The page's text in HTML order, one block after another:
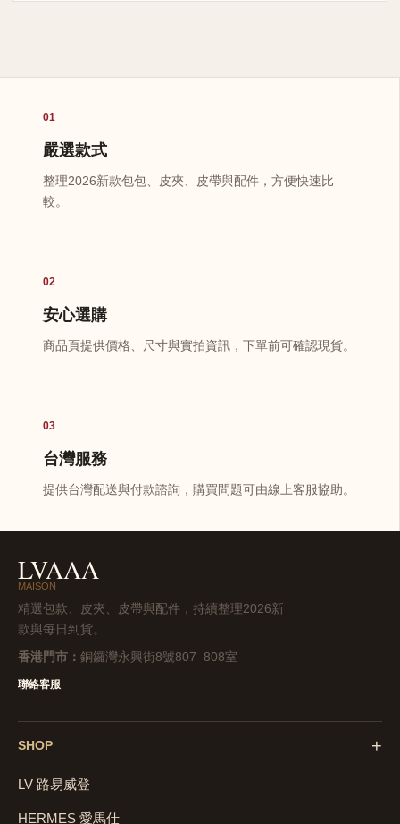
01
嚴選款式
整理2026新款包包、皮夾、皮帶與配件，方便快速比
較。
02
安心選購
商品頁提供價格、尺寸與實拍資訊，下單前可確認現貨。
03
台灣服務
提供台灣配送與付款諮詢，購買問題可由線上客服協助。
LVAAA
MAISON
精選包款、皮夾、皮帶與配件，持續整理2026新
款與每日到貨。
香港門市： 銅鑼灣永興街8號807–808室
聯絡客服
SHOP +
LV 路易威登
HERMES 愛馬仕